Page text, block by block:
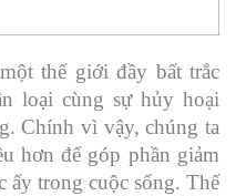
thế giới đầy bất trắc
loại cùng sự hủy hoại
Chính vì vậy, chúng ta
hơn để góp phần giảm
ấy trong cuộc sống. Thế